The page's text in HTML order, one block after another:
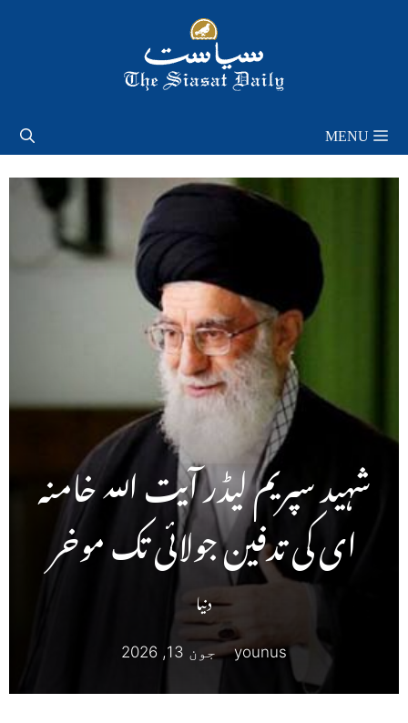
MENU
شہید سپریم لیڈر آیت اللہ خامنہ
ای کی تدفین جولائی تک موخر
دنیا
younus جون 13, 2026